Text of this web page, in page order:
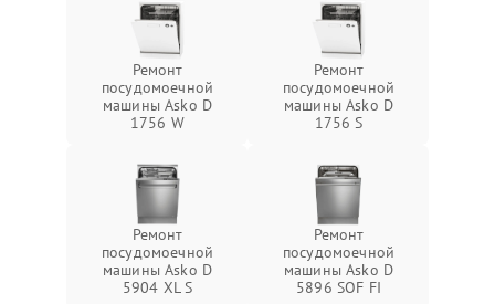
Ремонт
посудомоечной
машины Asko D
1756 W
Ремонт
посудомоечной
машины Asko D
1756 S
Ремонт
посудомоечной
машины Asko D
5904 XL S
Ремонт
посудомоечной
машины Asko D
5896 SOF FI